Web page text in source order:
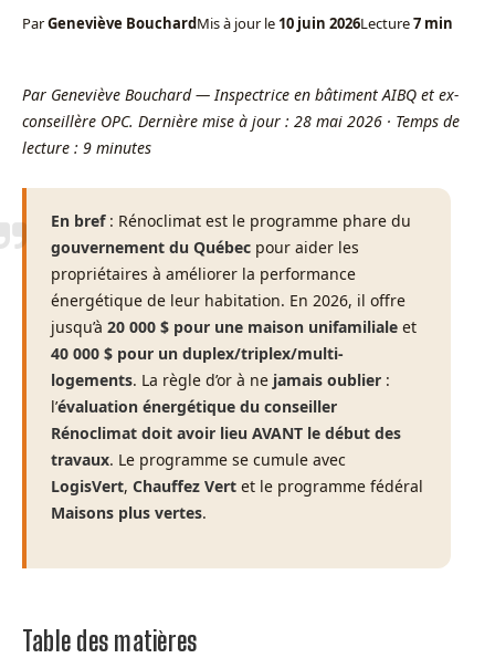
ParGeneviève BouchardMis à jour le 10 juin 2026Lecture7 min
Par Geneviève Bouchard — Inspectrice en bâtiment AIBQ et ex-
conseillère OPC. Dernière mise à jour : 28 mai 2026 · Temps de
lecture : 9 minutes
En bref: Rénoclimat est le programme phare du
gouvernement du Québec pour aider les
propriétaires à améliorer la performance
énergétique de leur habitation. En 2026, il offre
jusqu’à 20 000 $ pour une maison unifamiliale et
40 000 $ pour un duplex/triplex/multi-
logements. La règle d’or à ne jamais oublier :
l’évaluation énergétique du conseiller
Rénoclimat doit avoir lieu AVANT le début des
travaux. Le programme se cumule avec
LogisVert, Chauffez Vert et le programme fédéral
Maisons plus vertes.
Table des matières